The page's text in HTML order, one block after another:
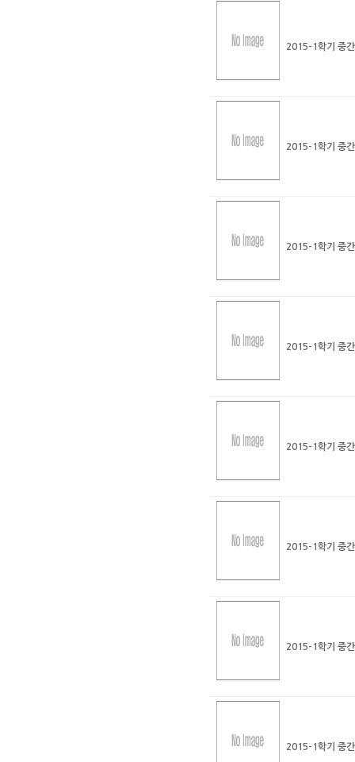
2015-1학기 중
2015-1학기 중
2015-1학기 중
2015-1학기 중
2015-1학기 중
2015-1학기 중
2015-1학기 중
2015-1학기 중